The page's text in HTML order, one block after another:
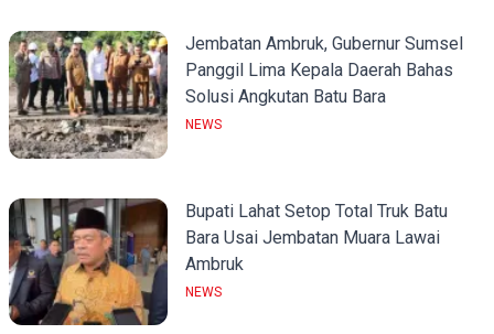
Jembatan Ambruk, Gubernur Sumsel
Panggil Lima Kepala Daerah Bahas
Solusi Angkutan Batu Bara
NEWS
Bupati Lahat Setop Total Truk Batu
Bara Usai Jembatan Muara Lawai
Ambruk
NEWS